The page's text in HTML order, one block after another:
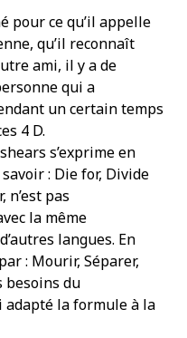
pour ce qu’il appelle
qu’il reconnaît
ami, il y a de
qui a
un certain temps
4 D.
s’exprime en
: Die for, Divide
n’est pas
la même
langues. En
: Mourir, Séparer,
besoins du
adapté la formule à la